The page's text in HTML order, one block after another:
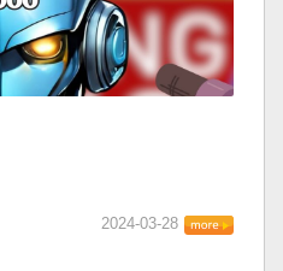
2024-03-28